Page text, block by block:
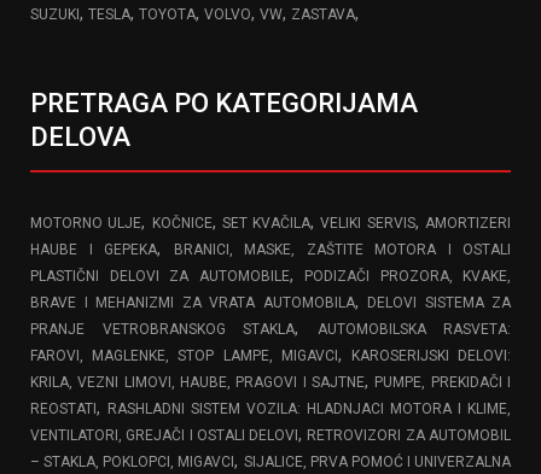
SUZUKI , TESLA, TOYOTA, VOLVO, VW, ZASTAVA,
PRETRAGA PO KATEGORIJAMA
DELOVA
MOTORNO ULJE, KOČNICE, SET KVAČILA,VELIKI SERVIS,AMORTIZERI
HAUBE I GEPEKA,
BRANICI, MASKE, ZAŠTITE MOTORA I OSTALI
PLASTIČNI DELOVI ZA AUTOMOBILE,
PODIZAČI PROZORA, KVAKE,
BRAVE I MEHANIZMI ZA VRATA AUTOMOBILA,
DELOVI SISTEMA ZA
PRANJE VETROBRANSKOG STAKLA,
AUTOMOBILSKA RASVETA:
FAROVI, MAGLENKE, STOP LAMPE, MIGAVCI ,
KAROSERIJSKI DELOVI:
KRILA, VEZNI LIMOVI, HAUBE, PRAGOVI I SAJTNE, PUMPE, PREKIDAČI I
REOSTATI ,
RASHLADNI SISTEM VOZILA: HLADNJACI MOTORA I KLIME,
VENTILATORI, GREJAČI I OSTALI DELOVI, RETROVIZORI ZA AUTOMOBIL
– STAKLA, POKLOPCI, MIGAVCI, SIJALICE, PRVA POMOĆ I UNIVERZALNA